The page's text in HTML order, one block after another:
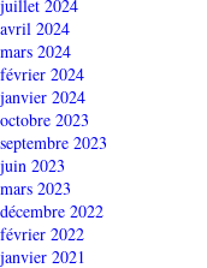
juillet 2024
avril 2024
mars 2024
février 2024
janvier 2024
octobre 2023
septembre 2023
juin 2023
mars 2023
décembre 2022
février 2022
janvier 2021